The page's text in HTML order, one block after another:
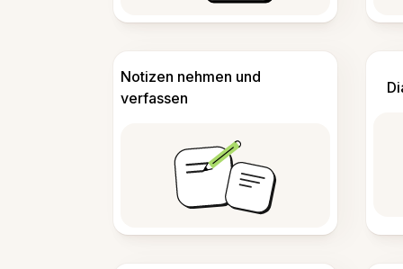
Notizen nehmen und
verfassen